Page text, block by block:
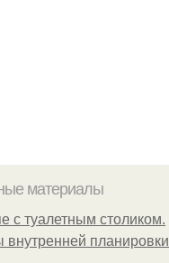
материалы
с туалетным столиком.
внутренней планировки